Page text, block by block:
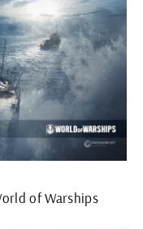
of Warships